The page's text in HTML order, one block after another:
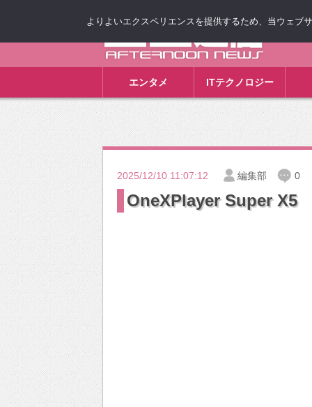
エンタメ ITテクノロジー
2025/12/10 11:07:12 編集部 0
OneXPlayer Super X5
よりよいエクスペリエンスを提供するため、当ウェ